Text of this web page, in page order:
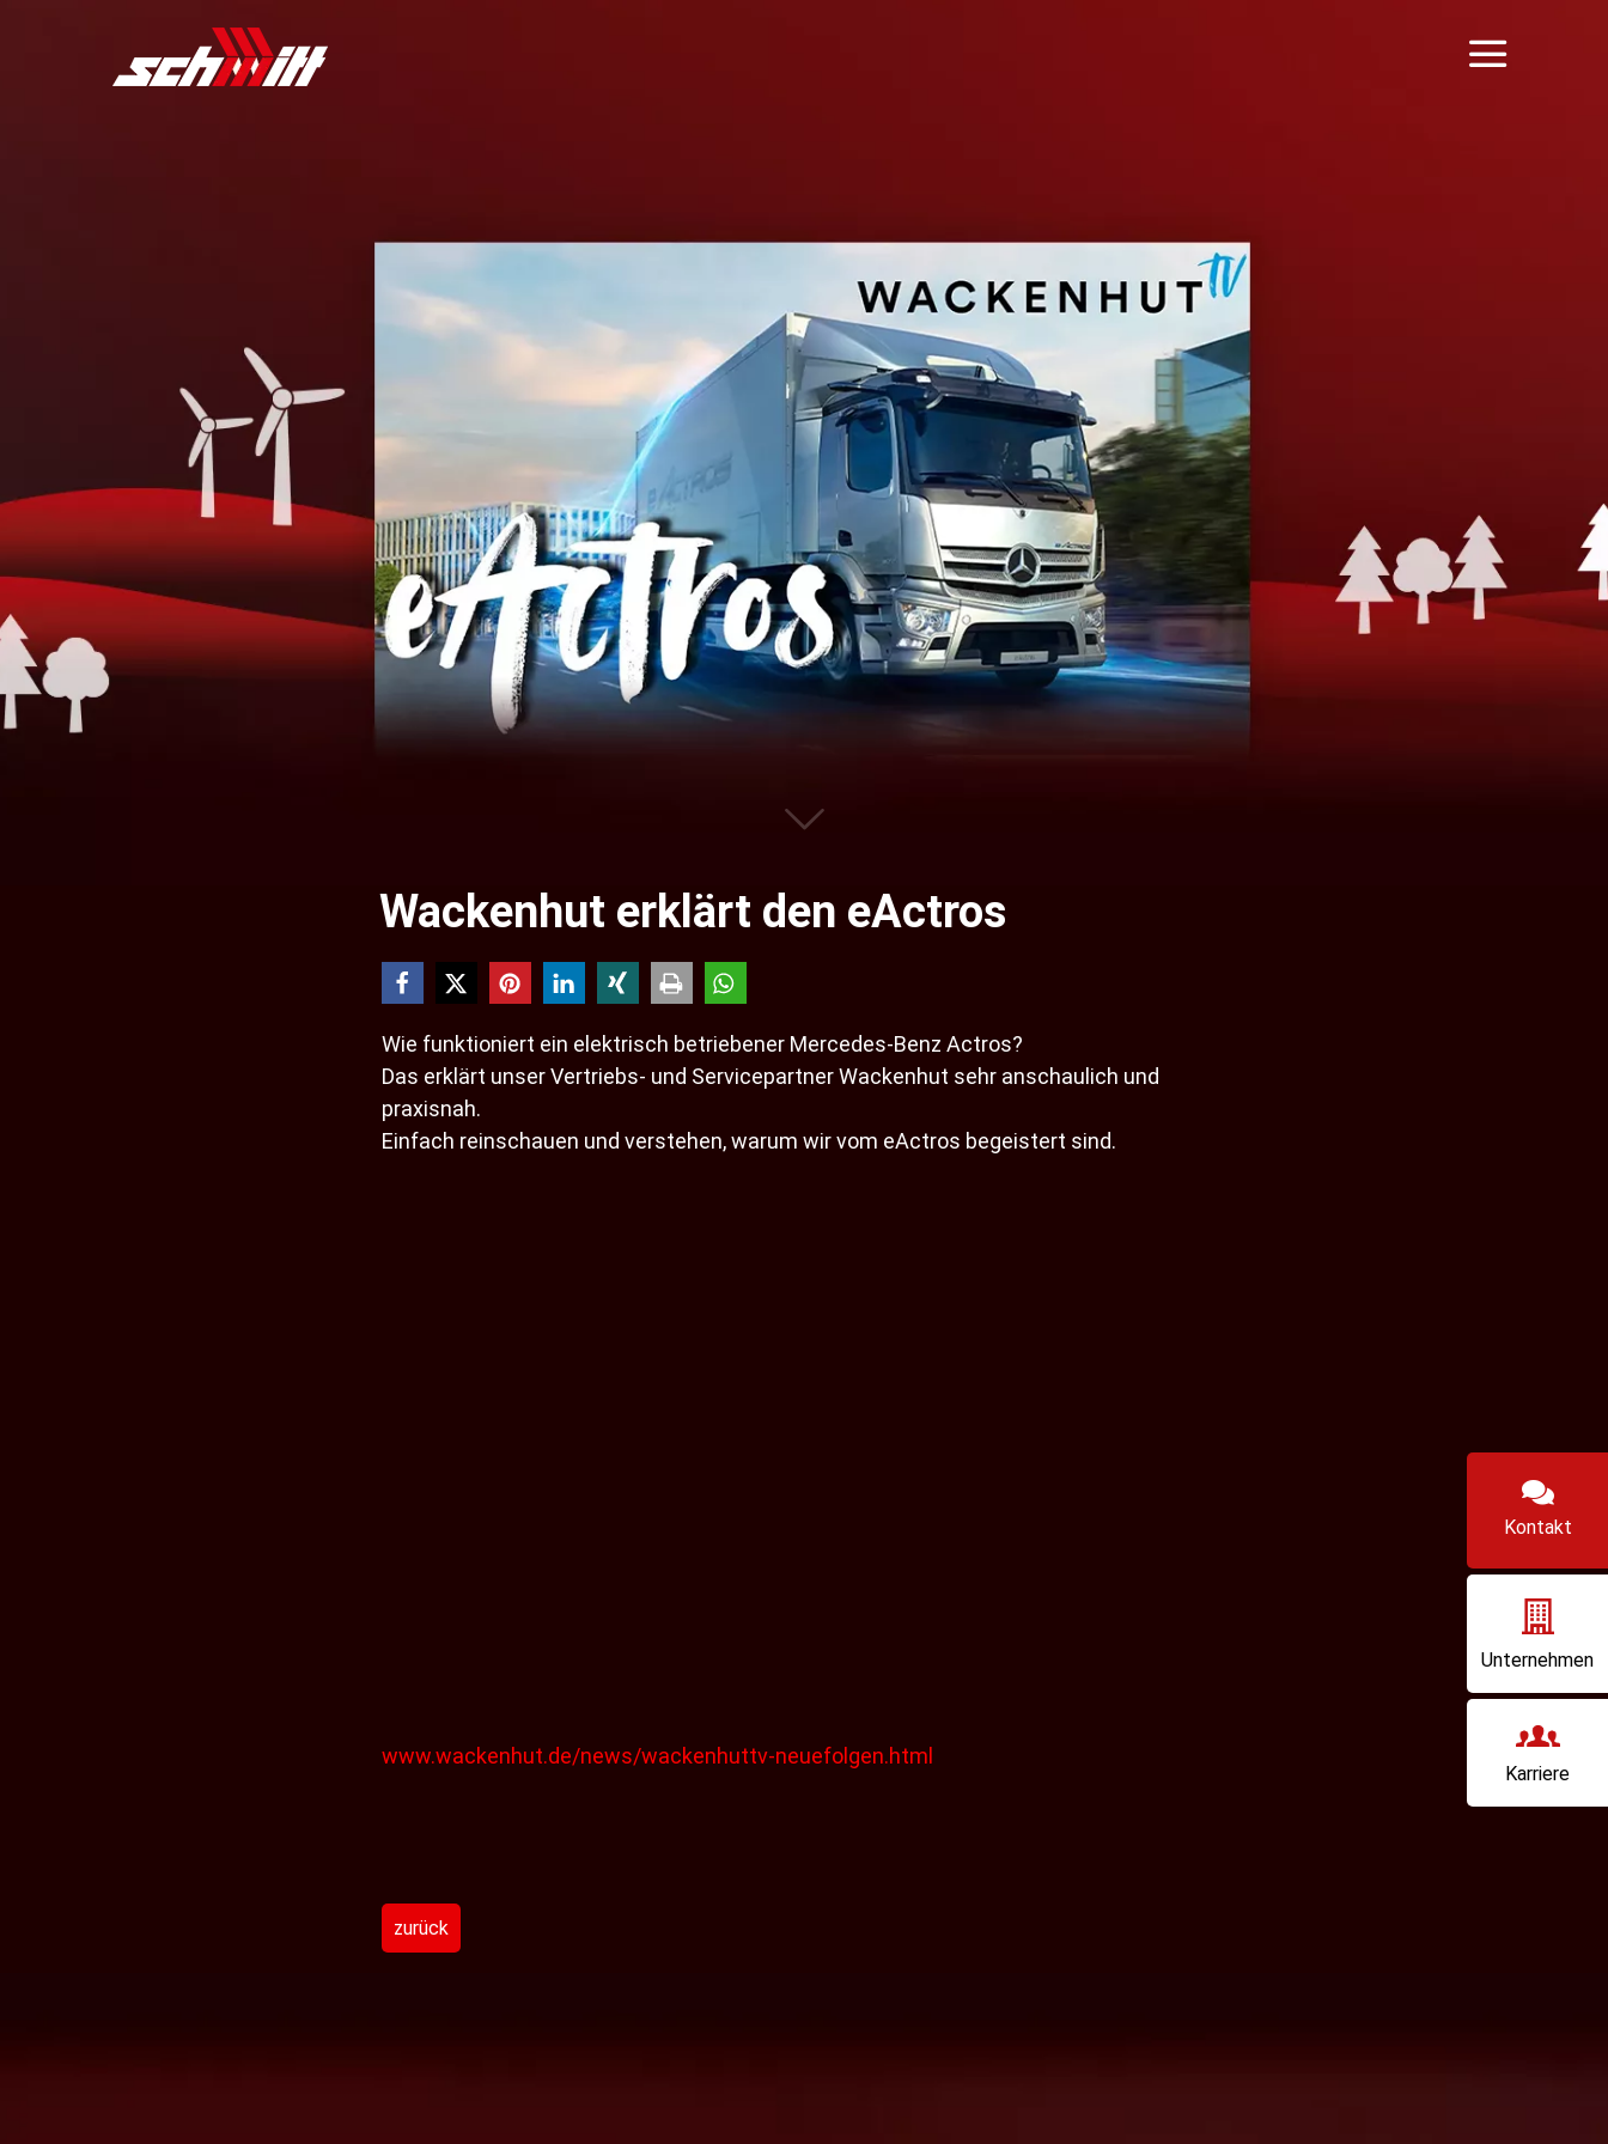
Kontakt
Unternehmen
Karriere
Wackenhut erklärt den eActros
Wie funktioniert ein elektrisch betriebener Mercedes-Benz Actros?
Das erklärt unser Vertriebs- und Servicepartner Wackenhut sehr anschaulich und
praxisnah.
Einfach reinschauen und verstehen, warum wir vom eActros begeistert sind.
www.wackenhut.de/news/wackenhuttv-neuefolgen.html
zurück